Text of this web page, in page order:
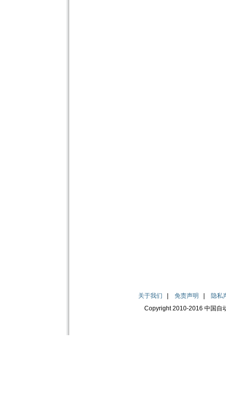
关于我们 免责声明
隐私
Copyright 2010-2016 中国自